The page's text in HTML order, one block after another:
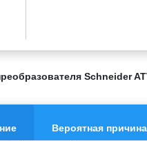
Schneider
Вероятная причина